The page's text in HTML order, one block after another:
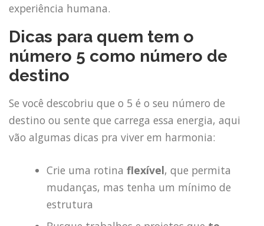
experiência humana.
Dicas para quem tem o
número 5 como número de
destino
Se você descobriu que o 5 é o seu número de
destino ou sente que carrega essa energia, aqui
vão algumas dicas pra viver em harmonia:
Crie uma rotina flexível, que permita
mudanças, mas tenha um mínimo de
estrutura